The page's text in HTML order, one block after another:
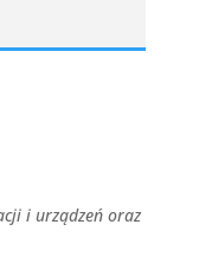
i urządzeń oraz